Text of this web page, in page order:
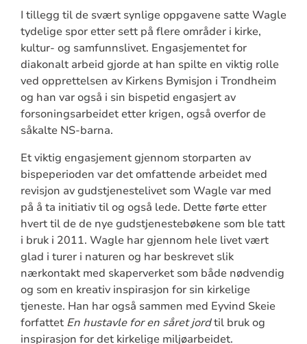
I tillegg til de svært synlige oppgavene satte Wagle
tydelige spor etter sett på flere områder i kirke,
kultur- og samfunnslivet. Engasjementet for
diakonalt arbeid gjorde at han spilte en viktig rolle
ved opprettelsen av Kirkens Bymisjon i Trondheim
og han var også i sin bispetid engasjert av
forsoningsarbeidet etter krigen, også overfor de
såkalte NS-barna.
Et viktig engasjement gjennom storparten av
bispeperioden var det omfattende arbeidet med
revisjon av gudstjenestelivet som Wagle var med
på å ta initiativ til og også lede. Dette førte etter
hvert til de de nye gudstjenestebøkene som ble tatt
i bruk i 2011. Wagle har gjennom hele livet vært
glad i turer i naturen og har beskrevet slik
nærkontakt med skaperverket som både nødvendig
og som en kreativ inspirasjon for sin kirkelige
tjeneste. Han har også sammen med Eyvind Skeie
forfattet En hustavle for en såret jordtil bruk og
inspirasjon for det kirkelige miljøarbeidet.